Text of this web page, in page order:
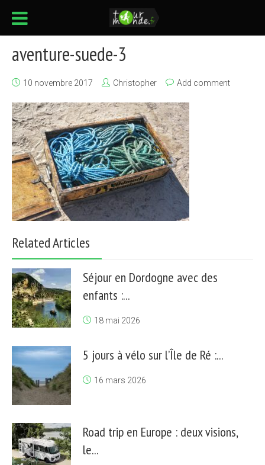
aventure-suede-3
10 novembre 2017 Christopher Add comment
Related Articles
Séjour en Dordogne avec des
enfants :...
18 mai 2026
5 jours à vélo sur l’Île de Ré :...
16 mars 2026
Road trip en Europe : deux visions,
le...